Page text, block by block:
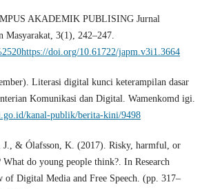
AKADEMIK PUBLISING Jurnal
Masyarakat, 3(1), 242–247.
doi.org/10.61722/japm.v3i1.3664
Literasi digital kunci keterampilan dasar
Komunikasi dan Digital. Wamenkomd igi.
kanal-publik/berita-kini/9498
J., & Ólafsson, K. (2017). Risky, harmful, or
do young people think?. In Research
of Digital Media and Free Speech. (pp. 317–